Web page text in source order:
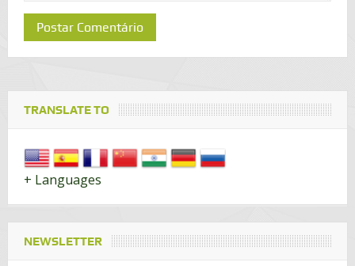
TRANSLATE TO
+ Languages
NEWSLETTER